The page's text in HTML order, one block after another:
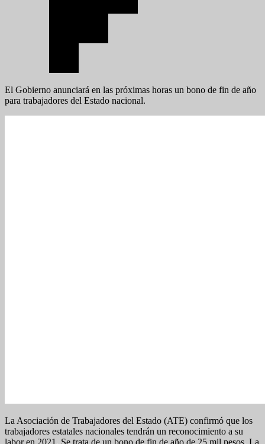
El Gobierno anunciará en las próximas horas un bono de fin de año
para trabajadores del Estado nacional.
La Asociación de Trabajadores del Estado (ATE) confirmó que los
trabajadores estatales nacionales tendrán un reconocimiento a su
labor en 2021. Se trata de un bono de fin de año de 25 mil pesos. La